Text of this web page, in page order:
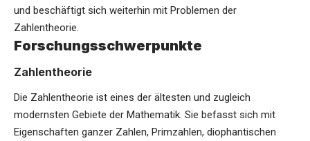
und beschäftigt sich weiterhin mit Problemen der
Zahlentheorie.
Forschungsschwerpunkte
Zahlentheorie
Die Zahlentheorie ist eines der ältesten und zugleich
modernsten Gebiete der Mathematik. Sie befasst sich mit
Eigenschaften ganzer Zahlen, Primzahlen, diophantischen